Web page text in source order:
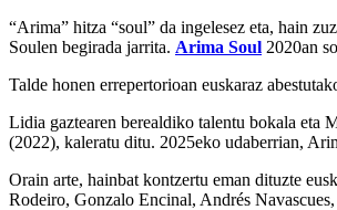
“Arima” hitza “soul” da ingelesez eta, hain
Soulen begirada jarrita. Arima Soul 2020an
Talde honen errepertorioan euskaraz
Lidia gaztearen berealdiko talentu bokala eta
(2022), kaleratu ditu. 2025eko udaberrian,
Orain arte, hainbat kontzertu eman dituzte
Rodeiro, Gonzalo Encinal, Andrés